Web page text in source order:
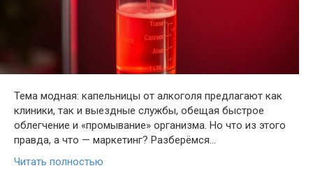
Тема модная: капельницы от алкоголя предлагают как
клиники, так и выездные службы, обещая быстрое
облегчение и «промывание» организма. Но что из этого
правдa, а что — маркетинг? Разберёмся…
Читать полностью